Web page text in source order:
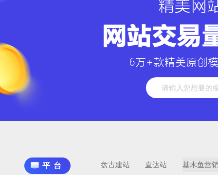
平台 盘古建站 直达站 基木鱼营